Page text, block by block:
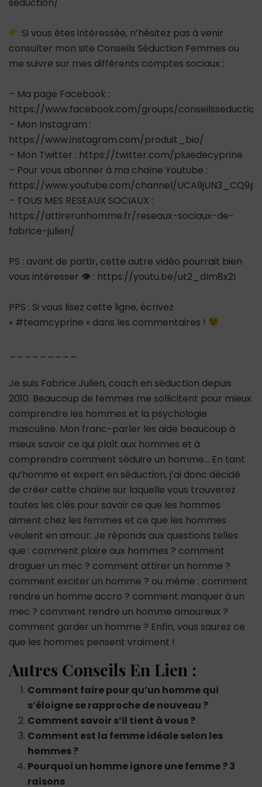
Si vous êtes intéressée, n’hésitez pas à venir
consulter mon site Conseils Séduction Femmes ou
me suivre sur mes différents comptes sociaux :
– Ma page Facebook :
https://www.facebook.com/groups/
– Mon Instagram :
https://www.instagram.com/produit_bio/
– Mon Twitter : https://twitter.com/pluiedecyprine
– Pour vous abonner à ma chaîne Youtube :
https://www.youtube.com/channel/
– TOUS MES RESEAUX SOCIAUX :
https://attirerunhomme.fr/reseaux-sociaux-de-
fabrice-julien/
PS : avant de partir, cette autre vidéo pourrait bien
vous intéresser 👁 : https://youtu.be/ut2_dIm8x2I
PPS : Si vous lisez cette ligne, écrivez
« #teamcyprine » dans les commentaires !
Je suis Fabrice Julien, coach en séduction depuis
2010. Beaucoup de femmes me sollicitent pour mieux
comprendre les hommes et la psychologie
masculine. Mon franc-parler les aide beaucoup à
mieux savoir ce qui plaît aux hommes et à
comprendre comment séduire un homme… En tant
qu’homme et expert en séduction, j’ai donc décidé
de créer cette chaîne sur laquelle vous trouverez
toutes les clés pour savoir ce que les hommes
aiment chez les femmes et ce que les hommes
veulent en amour. Je réponds aux questions telles
que : comment plaire aux hommes ? comment
draguer un mec ? comment attirer un homme ?
comment exciter un homme ? ou même : comment
rendre un homme accro ? comment manquer à un
mec ? comment rendre un homme amoureux ?
comment garder un homme ? Enfin, vous saurez ce
que les hommes pensent vraiment !
Autres Conseils En Lien :
Comment faire pour qu’un homme qui
s’éloigne se rapproche de nouveau ?
Comment savoir s’il tient à vous ?
Comment est la femme idéale selon les
hommes ?
Pourquoi un homme ignore une femme ? 3
raisons